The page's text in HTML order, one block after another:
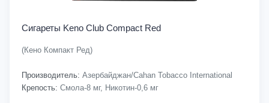
Сигареты Keno Club Compact Red
(Кено Компакт Ред)
Производитель: Азербайджан/Cahan Tobacco International
Крепость: Смола-8 мг, Никотин-0,6 мг